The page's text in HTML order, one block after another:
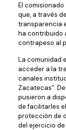
El
que, a través
transparencia
ha contribuido
contrapeso al
La comunidad
acceder a la
canales
Zacatecas”.
pusieron a
de facilitarles
protección de
del ejercicio